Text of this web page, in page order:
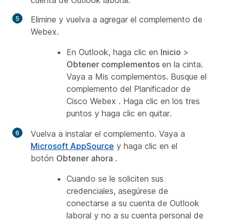
Elimine y vuelva a agregar el complemento de
Webex.
En Outlook, haga clic en Inicio >
Obtener complementos en la cinta.
Vaya a Mis complementos. Busque el
complemento del Planificador de
Cisco Webex . Haga clic en los tres
puntos y haga clic en quitar.
Vuelva a instalar el complemento. Vaya a
Microsoft AppSource y haga clic en el
botón Obtener ahora .
Cuando se le soliciten sus
credenciales, asegúrese de
conectarse a su cuenta de Outlook
laboral y no a su cuenta personal de